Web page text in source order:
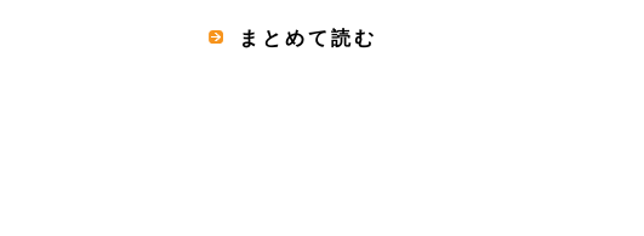
まとめて読む